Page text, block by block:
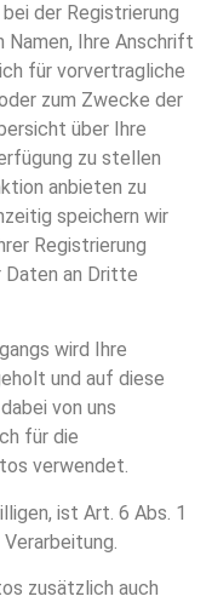
der Registrierung
Namen, Ihre Anschrift
für vorvertragliche
zum Zwecke der
über Ihre
zu stellen
anbieten zu
speichern wir
Registrierung
Daten an Dritte
wird Ihre
und auf diese
von uns
für die
verwendet.
ist Art. 6 Abs. 1
zusätzlich auch